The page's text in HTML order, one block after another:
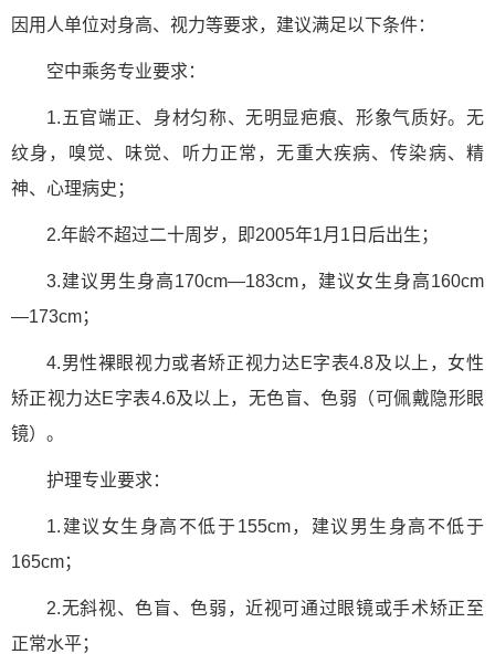
因用人单位对身高、视力等要求，建议满足以下条件：
空中乘务专业要求：
1.五官端正、身材匀称、无明显疤痕、形象气质好。无
纹身，嗅觉、味觉、听力正常，无重大疾病、传染病、精
神、心理病史；
2.年龄不超过二十周岁，即2005年1月1日后出生；
3.建议男生身高170cm—183cm，建议女生身高160cm
—173cm；
4.男性裸眼视力或者矫正视力达E字表4.8及以上，女性
矫正视力达E字表4.6及以上，无色盲、色弱（可佩戴隐形眼
镜）。
护理专业要求：
1.建议女生身高不低于155cm，建议男生身高不低于
165cm；
2.无斜视、色盲、色弱，近视可通过眼镜或手术矫正至
正常水平；